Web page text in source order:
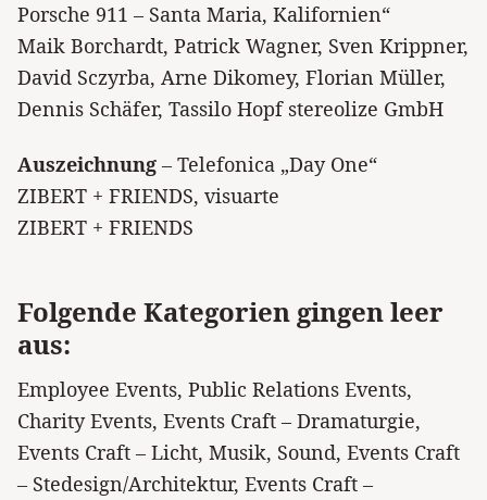
Porsche 911 – Santa Maria, Kalifornien“
Maik Borchardt, Patrick Wagner, Sven Krippner,
David Sczyrba, Arne Dikomey, Florian Müller,
Dennis Schäfer, Tassilo Hopf stereolize GmbH
Auszeichnung – Telefonica „Day One“
ZIBERT + FRIENDS, visuarte
ZIBERT + FRIENDS
Folgende Kategorien gingen leer
aus:
Employee Events, Public Relations Events,
Charity Events, Events Craft – Dramaturgie,
Events Craft – Licht, Musik, Sound, Events Craft
– Stedesign/Architektur, Events Craft –